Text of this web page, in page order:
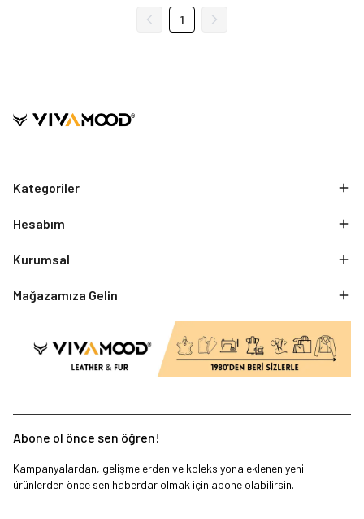
1
Kategoriler
Hesabım
Kurumsal
Mağazamıza Gelin
Abone ol önce sen öğren!
Kampanyalardan, gelişmelerden ve koleksiyona eklenen yeni
ürünlerden önce sen haberdar olmak için abone olabilirsin.